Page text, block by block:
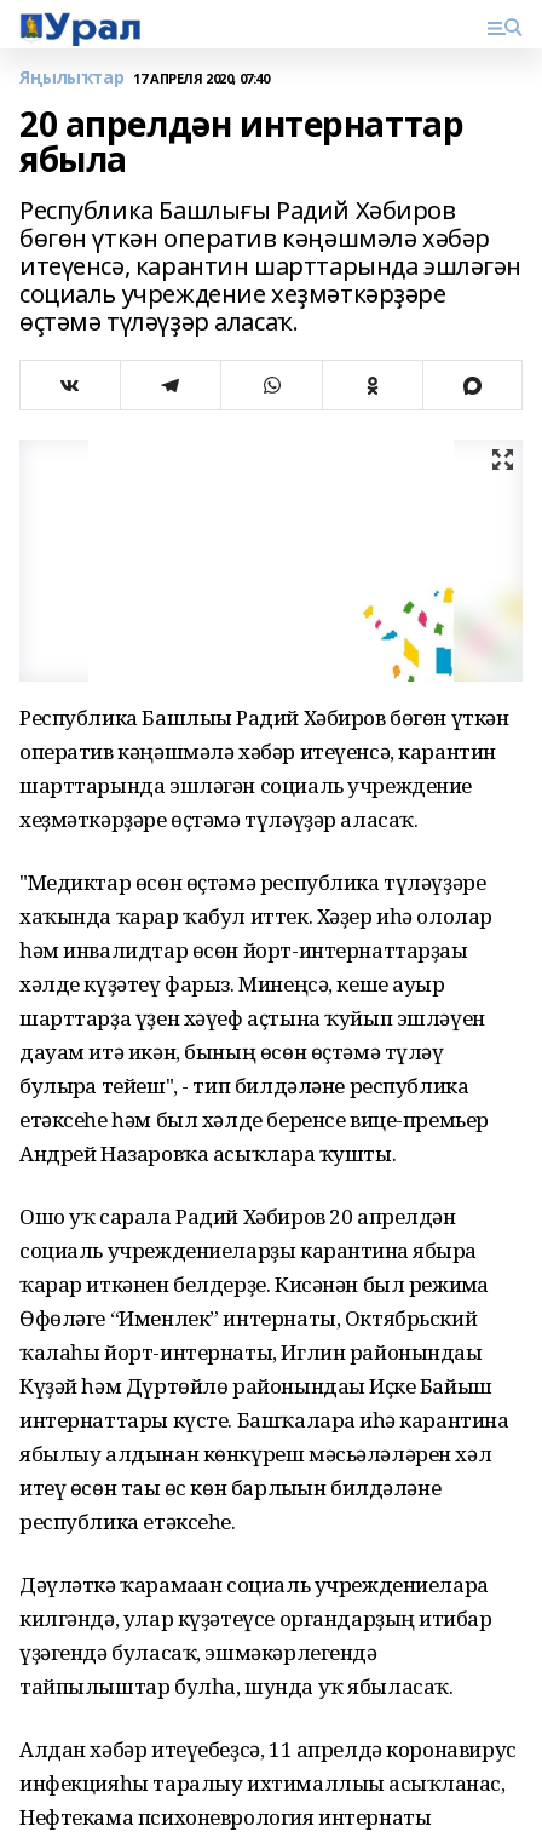
Яңылыҡтар 17 АПРЕЛЯ 2020, 07:40
20 апрелдән интернаттар
ябыла
Республика Башлығы Радий Хәбиров
бөгөн үткән оператив кәңәшмәлә хәбәр
итеүенсә, карантин шарттарында эшләгән
социаль учреждение хеҙмәткәрҙәре
өҫтәмә түләүҙәр аласаҡ.
Республика Башлығы Радий Хәбиров бөгөн үткән
оператив кәңәшмәлә хәбәр итеүенсә, карантин
шарттарында эшләгән социаль учреждение
хеҙмәткәрҙәре өҫтәмә түләүҙәр аласаҡ.
"Медиктар өсөн өҫтәмә республика түләүҙәре
хаҡында ҡарар ҡабул иттек. Хәҙер иһә ололар
һәм инвалидтар өсөн йорт-интернаттарҙағы
хәлде күҙәтеү фарыз. Минеңсә, кеше ауыр
шарттарҙа үҙен хәүеф аҫтына ҡуйып эшләүен
дауам итә икән, бының өсөн өҫтәмә түләү
булырға тейеш", - тип билдәләне республика
етәксеһе һәм был хәлде беренсе вице-премьер
Андрей Назаровҡа асыҡларға ҡушты.
Ошо уҡ сарала Радий Хәбиров 20 апрелдән
социаль учреждениеларҙы карантинға ябырға
ҡарар иткәнен белдерҙе. Кисәнән был режимға
Өфөләге “Именлек” интернаты, Октябрьский
ҡалаһы йорт-интернаты, Иглин районындағы
Күҙәй һәм Дүртөйлө районындағы Иҫке Байыш
интернаттары күсте. Башҡаларға иһә карантинға
ябылыу алдынан көнкүреш мәсьәләләрен хәл
итеү өсөн тағы өс көн барлығын билдәләне
республика етәксеһе.
Дәүләткә ҡарамаған социаль учреждениеларға
килгәндә, улар күҙәтеүсе органдарҙың иғтибар
үҙәгендә буласаҡ, эшмәкәрлегендә
тайпылыштар булһа, шунда уҡ ябыласаҡ.
Алдан хәбәр итеүебеҙсә, 11 апрелдә коронавирус
инфекцияһы таралыу ихтималлығы асыҡланғас,
Нефтекама психоневрология интернаты